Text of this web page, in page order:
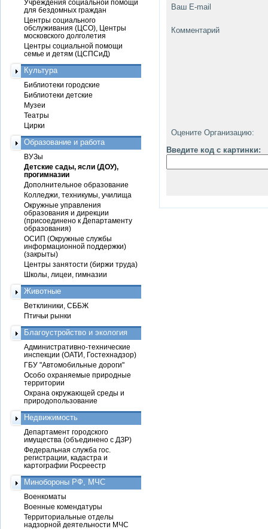
Ваш E-mail
Комментарий
Оцените Организацию:
Введите код с картинки:
Учреждения социальной помощи
для бездомных граждан
Центры социального
обслуживания (ЦСО), Центры
московского долголетия
Центры социальной помощи
семье и детям (ЦСПСиД)
Культура
Библиотеки городские
Библиотеки детские
Музеи
Театры
Цирки
Образование и работа
ВУЗы
Детские сады, ясли (ДОУ),
прогимназии
Дополнительное образование
Колледжи, техникумы, училища
Окружные управления
образования и дирекции
(присоединено к Департаменту
образования)
ОСИП (Окружные службы
информационной поддержки)
(закрыты)
Центры занятости (биржи труда)
Школы, лицеи, гимназии
Животные
Ветклиники, СББЖ
Птичьи рынки
Благоустройство и экология
Административно-технические
инспекции (ОАТИ, Гостехнадзор)
ГБУ "Автомобильные дороги"
Особо охраняемые природные
территории
Охрана окружающей среды и
природопользование
Недвижимость
Департамент городского
имущества (объединено с ДЗР)
Федеральная служба гос.
регистрации, кадастра и
картографии Росреестр
Минобороны РФ, МЧС
Военкоматы
Военные комендатуры
Территориальные отделы
надзорной деятельности МЧС